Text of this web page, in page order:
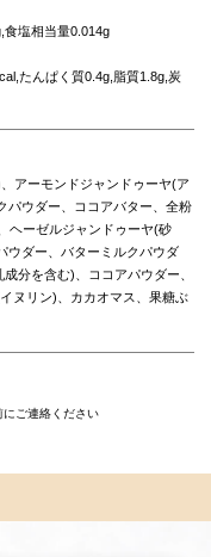
食塩相当量0.014g
たんぱく質0.4g,脂質1.8g,炭
アーモンドジャンドゥーヤ(ア
パウダー、ココアバター、全粉
ヘーゼルジャンドゥーヤ(砂
ウダー、バターミルクパウダ
分を含む)、ココアパウダー、
ヌリン)、カカオマス、果糖ぶ
ご連絡ください